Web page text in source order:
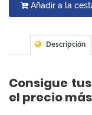
Añadir a la
Descripción
Consigue
el precio